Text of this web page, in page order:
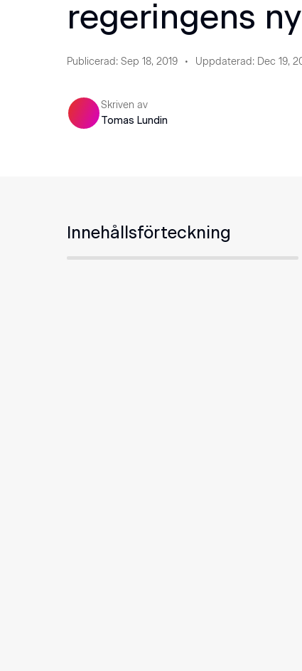
regeringens
Publicerad: Sep 18, 2019 Uppdaterad: Dec 19,
Skriven av
Tomas Lundin
Innehållsförteckning